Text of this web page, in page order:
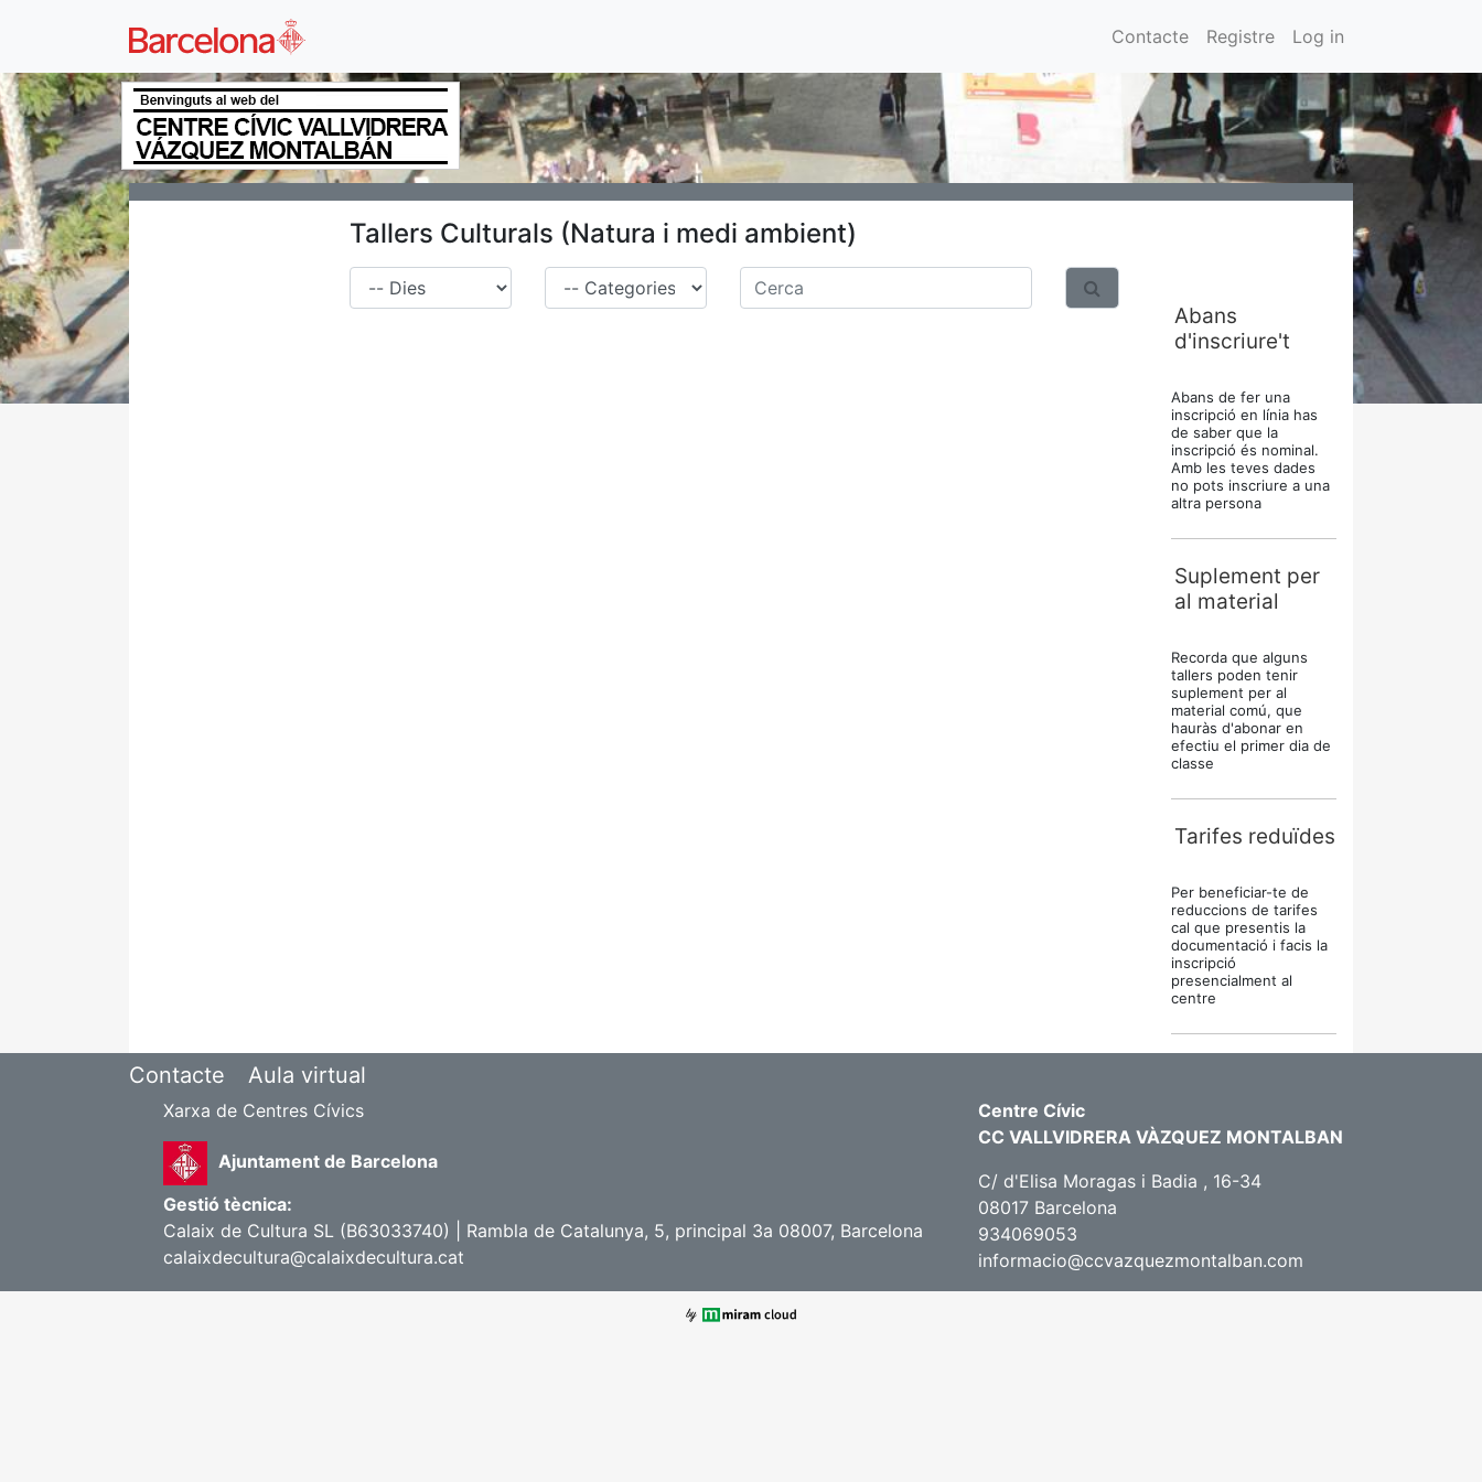
Contacte Registre Log in
Tallers Culturals (Natura i medi ambient)
Cerca
Abans
d'inscriure't
Abans de fer una
inscripció en línia has
de saber que la
inscripció és nominal.
Amb les teves dades
no pots inscriure a una
altra persona
Suplement per
al material
Recorda que alguns
tallers poden tenir
suplement per al
material comú, que
hauràs d'abonar en
efectiu el primer dia de
classe
Tarifes reduïdes
Per beneficiar-te de
reduccions de tarifes
cal que presentis la
documentació i facis la
inscripció
presencialment al
centre
Contacte Aula virtual
Xarxa de Centres Cívics
Ajuntament de Barcelona
Gestió tècnica:
Calaix de Cultura SL (B63033740) | Rambla de Catalunya, 5, principal 3a 08007, Barcelona
calaixdecultura@calaixdecultura.cat
Centre Cívic
CC VALLVIDRERA VÀZQUEZ MONTALBAN
C/ d'Elisa Moragas i Badia , 16-34
08017 Barcelona
934069053
informacio@ccvazquezmontalban.com